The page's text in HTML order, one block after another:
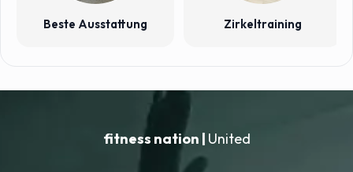
Beste Ausstattung Zirkeltraining
fitness nation | United